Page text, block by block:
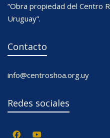
“Obra propiedad del Centro
Uruguay”.
Contacto
info@centroshoa.org.uy
Redes sociales